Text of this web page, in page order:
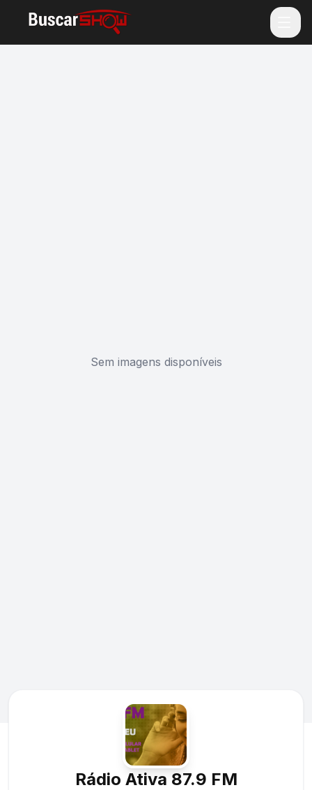
Sem imagens disponíveis
Rádio Ativa 87.9 FM